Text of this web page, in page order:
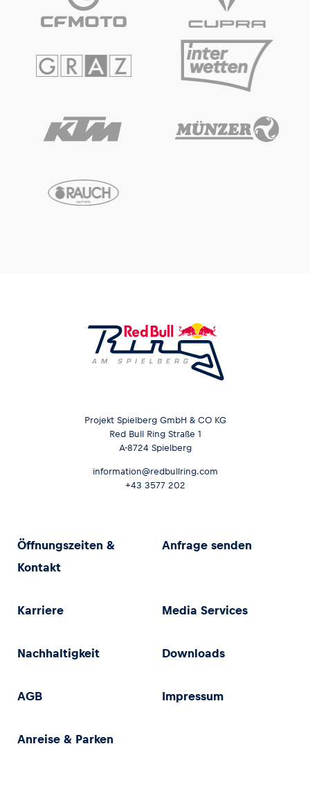
Projekt Spielberg GmbH & CO KG
Red Bull Ring Straße 1
A-8724 Spielberg
information@redbullring.com
+43 3577 202
Öffnungszeiten &
Kontakt
Anfrage senden
Karriere Media Services
Nachhaltigkeit Downloads
AGB Impressum
Anreise & Parken